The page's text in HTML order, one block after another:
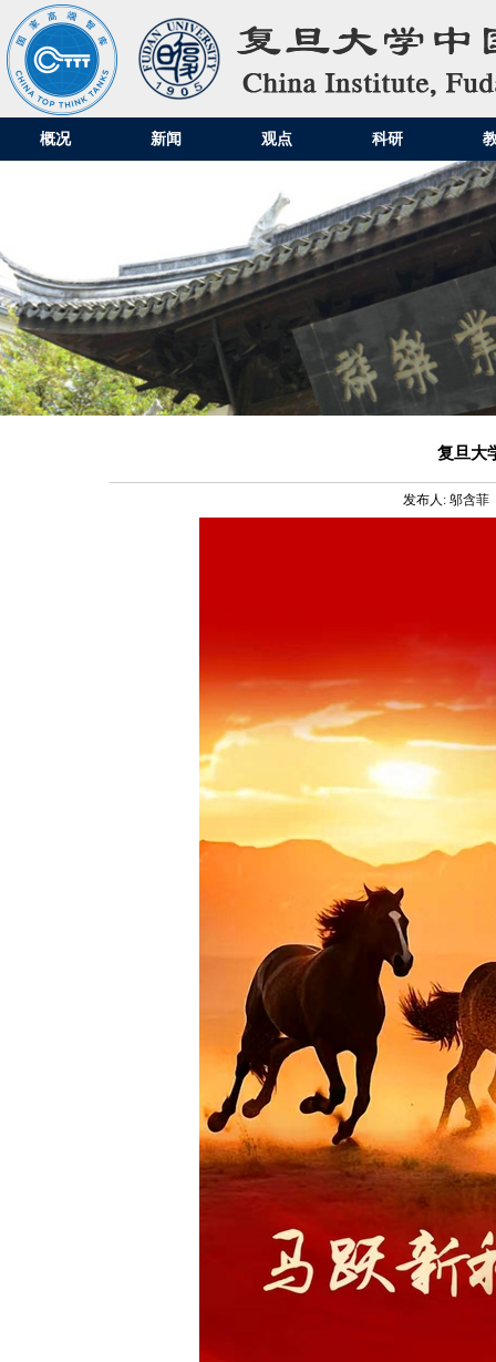
概况 新闻 观点 科研
复旦大
发布人: 邬含菲